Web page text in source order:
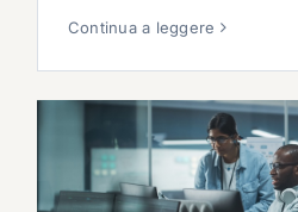
Continua a leggere